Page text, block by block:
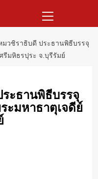
Menu
มวชิราธิบดี ประธานพิธีบรรจุ
รีมหิธรปุระ จ.บุรีรัมย์
ะธานพิธีบรรจุ
ะมหาธาตุเจดีย์